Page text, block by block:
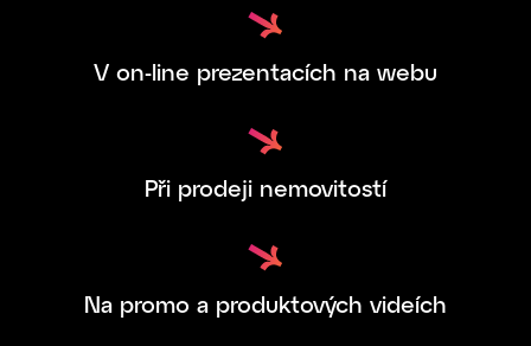
V on-line prezentacích na webu
Při prodeji nemovitostí
Na promo a produktových videích